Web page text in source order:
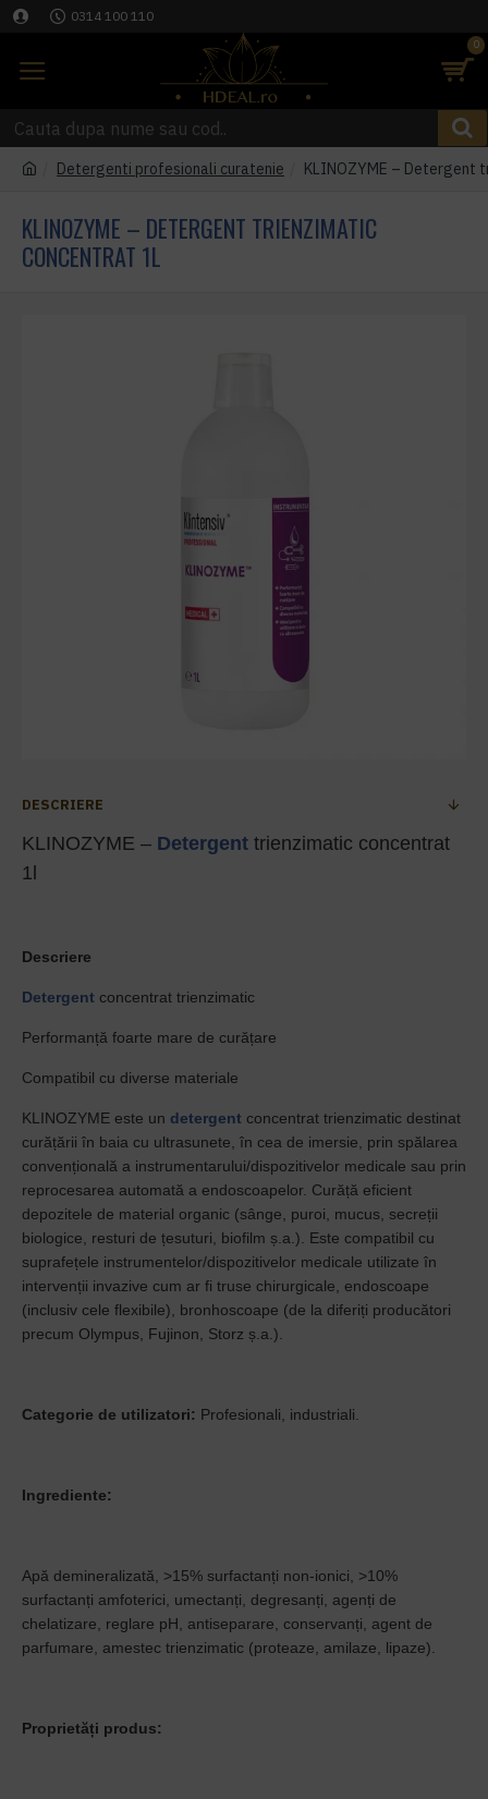
0314 100 110
0
Detergenti profesionali curatenie KLINOZYME – Detergent
KLINOZYME – DETERGENT TRIENZIMATIC
CONCENTRAT 1L
DESCRIERE
KLINOZYME – Detergent trienzimatic concentrat
1l
Descriere
Detergent concentrat trienzimatic
Performanță foarte mare de curățare
Compatibil cu diverse materiale
KLINOZYME este un detergent concentrat trienzimatic destinat
curățării în baia cu ultrasunete, în cea de imersie, prin spălarea
convențională a instrumentarului/dispozitivelor medicale sau prin
reprocesarea automată a endoscoapelor. Curăță eficient
depozitele de material organic (sânge, puroi, mucus, secreții
biologice, resturi de țesuturi, biofilm ș.a.). Este compatibil cu
suprafețele instrumentelor/dispozitivelor medicale utilizate în
intervenții invazive cum ar fi truse chirurgicale, endoscoape
(inclusiv cele flexibile), bronhoscoape (de la diferiți producători
precum Olympus, Fujinon, Storz ș.a.).
Categorie de utilizatori: Profesionali, industriali.
Ingrediente:
Apă demineralizată, >15% surfactanți non-ionici, >10%
surfactanți amfoterici, umectanți, degresanți, agenți de
chelatizare, reglare pH, antiseparare, conservanți, agent de
parfumare, amestec trienzimatic (proteaze, amilaze, lipaze).
Proprietăți produs: